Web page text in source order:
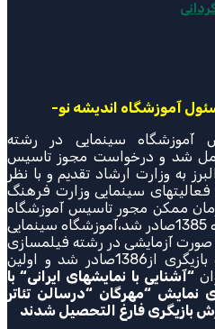
آموزشگاه اندیشه نو-
تاسیس آموزشگاه سینمایی در رشته
شد و درخواست مجوز تاسیس
به وزارت ارشاد تقدیم و با نظر
سینمایی وزارت فرهنگ
زمان ممکن مجور تاسیس آموزشگاه
سینمایی اندیشه نو در خردادماه 1385صادر شد،آموزشگاه سینمایی
صورت آزمایشی در رشته فیلمسازی
شروع کرد،مجوز آموزش رشته بازیگری از1386صادر شد و اولین
“آشنایی با نمایشهای ایرانی“با
نمایش“مهرگان“درسالن تئاتر
بازیگری فارغ التحصیل شدند